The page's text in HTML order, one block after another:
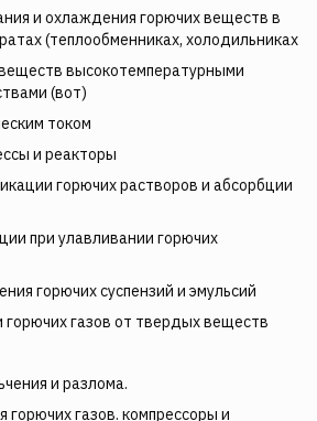
и охлаждения горючих веществ в
(теплообменниках, холодильниках
высокотемпературными
(вот)
током
и реакторы
горючих растворов и абсорбции
при улавливании горючих
горючих суспензий и эмульсий
горючих газов от твердых веществ
и разлома.
горючих газов. компрессоры и